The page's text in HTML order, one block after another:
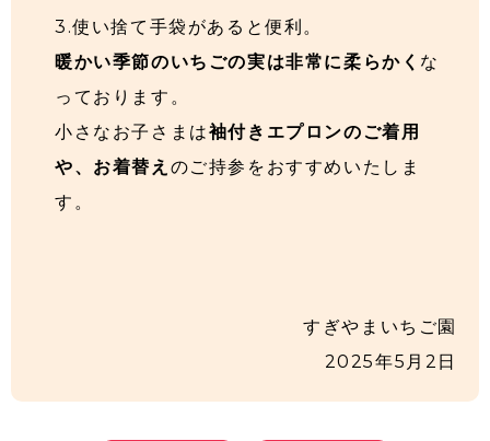
3.使い捨て手袋があると便利。
暖かい季節のいちごの実は非常に柔らかく な
っております。
小さなお子さまは袖付きエプロンのご着用
や、お着替え のご持参をおすすめいたしま
す。
すぎやまいちご園
2025年5月2日